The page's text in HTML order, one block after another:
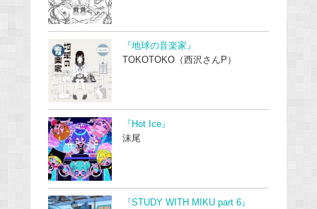
『地球の音楽家』
TOKOTOKO（西沢さんP）
『Hot Ice』
沫尾
『STUDY WITH MIKU part 6』